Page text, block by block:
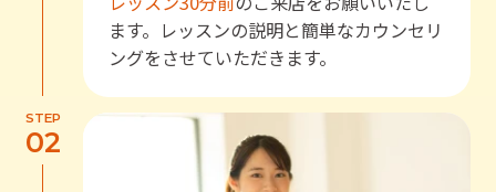
ます。レッスンの説明と簡単なカウンセリ
ングをさせていただきます。
STEP
02